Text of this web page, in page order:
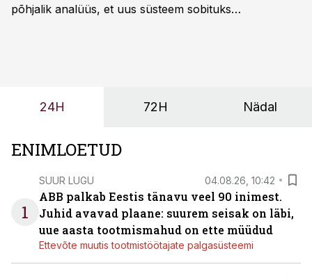
põhjalik analüüs, et uus süsteem sobituks
OÜ tegevjuht Sander Mitendorf.
24H 72H Nädal
ENIMLOETUD
1
SUUR LUGU 04.08.26, 10:42
ABB palkab Eestis tänavu veel 90 inimest.
Juhid avavad plaane: suurem seisak on läbi,
uue aasta tootmismahud on ette müüdud
Ettevõte muutis tootmistöötajate palgasüsteemi